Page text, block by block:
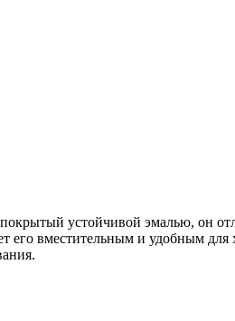
устойчивой эмалью, он
его вместительным и удобным для